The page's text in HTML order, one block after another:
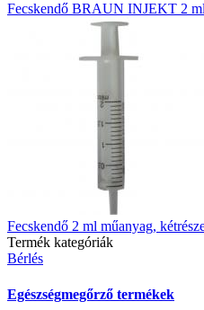
Fecskendő BRAUN INJEKT 2
Fecskendő 2 ml műanyag,
Termék kategóriák
Bérlés
Egészségmegőrző termékek